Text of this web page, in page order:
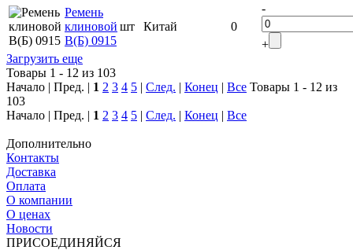
Ремень
клиновой
В(Б) 0915
шт Китай 0
-
+
Загрузить еще
Товары 1 - 12 из 103
Начало | Пред. | 1 2 3 4 5 | След. | Конец | Все Товары 1 - 12 из
103
Начало | Пред. | 1 2 3 4 5 | След. | Конец | Все
Дополнительно
Контакты
Доставка
Оплата
О компании
О ценах
Новости
ПРИСОЕДИНЯЙСЯ